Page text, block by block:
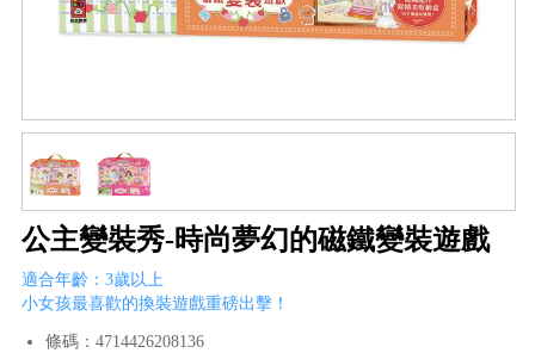
公主變裝秀-時尚夢幻的磁鐵變裝遊戲
適合年齡：3歲以上
小女孩最喜歡的換裝遊戲重磅出擊！
條碼：4714426208136